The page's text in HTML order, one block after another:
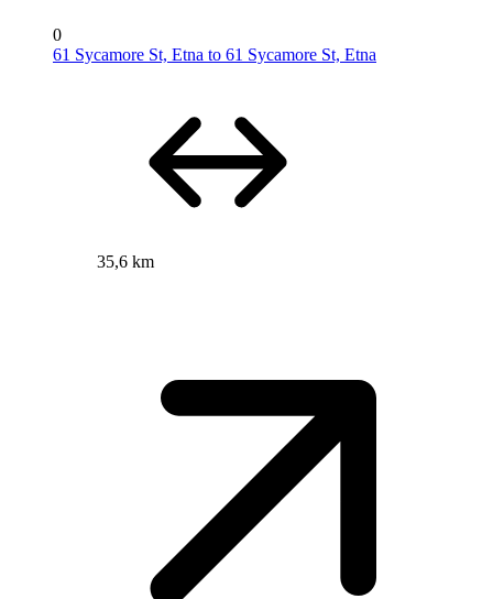
0
61 Sycamore St, Etna to 61 Sycamore St, Etna
35,6 km